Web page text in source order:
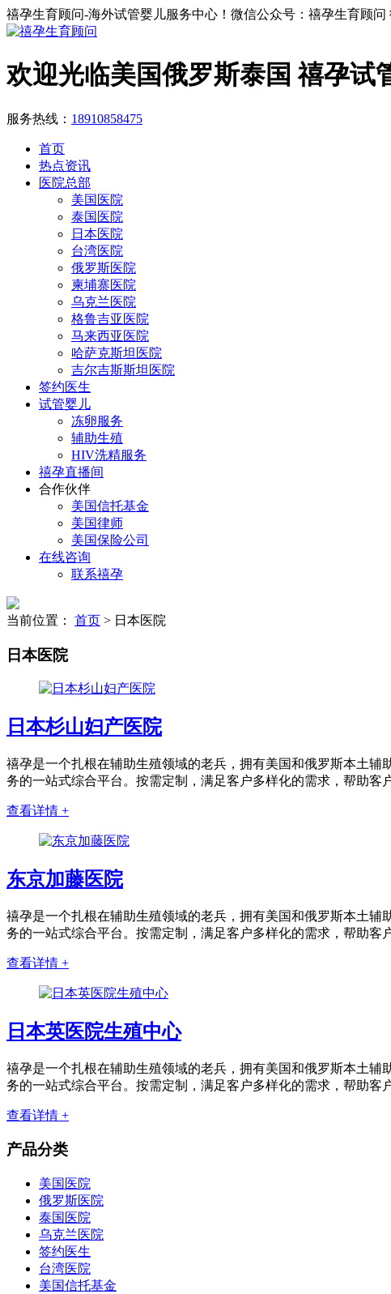
禧孕生育顾问-海外试管婴儿服务中心！微信公众号：禧孕生育顾
欢迎光临美国俄罗斯泰国 禧孕试
服务热线： 18910858475
首页
热点资讯
医院总部
美国医院
泰国医院
日本医院
台湾医院
俄罗斯医院
柬埔寨医院
乌克兰医院
格鲁吉亚医院
马来西亚医院
哈萨克斯坦医院
吉尔吉斯斯坦医院
签约医生
试管婴儿
冻卵服务
辅助生殖
HIV洗精服务
禧孕直播间
合作伙伴
美国信托基金
美国律师
美国保险公司
在线咨询
联系禧孕
当前位置： 首页 > 日本医院
日本医院
日本杉山妇产医院
禧孕是一个扎根在辅助生殖领域的老兵，拥有美国和俄罗斯本土
务的一站式综合平台。按需定制，满足客户多样化的需求，帮助
查看详情 +
东京加藤医院
禧孕是一个扎根在辅助生殖领域的老兵，拥有美国和俄罗斯本土
务的一站式综合平台。按需定制，满足客户多样化的需求，帮助
查看详情 +
日本英医院生殖中心
禧孕是一个扎根在辅助生殖领域的老兵，拥有美国和俄罗斯本土
务的一站式综合平台。按需定制，满足客户多样化的需求，帮助
查看详情 +
产品分类
美国医院
俄罗斯医院
泰国医院
乌克兰医院
签约医生
台湾医院
美国信托基金